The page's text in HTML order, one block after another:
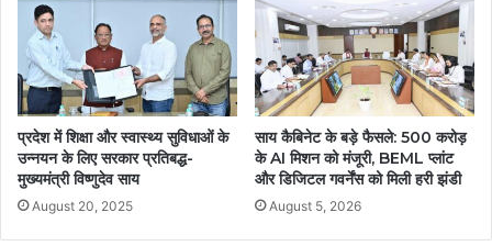
प्रदेश में शिक्षा और स्वास्थ्य सुविधाओं के
उन्नयन के लिए सरकार प्रतिबद्ध-
मुख्यमंत्री विष्णुदेव साय
August 20, 2025
साय कैबिनेट के बड़े फैसले: 500 करोड़
के AI मिशन को मंजूरी, BEML प्लांट
और डिजिटल गवर्नेंस को मिली हरी झंडी
August 5, 2026